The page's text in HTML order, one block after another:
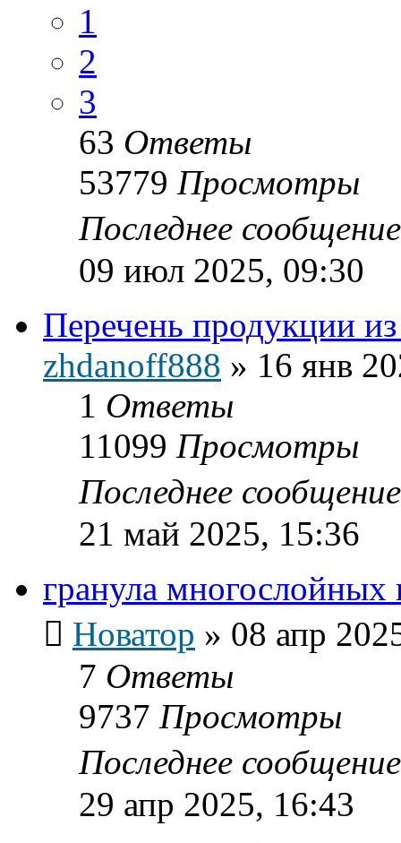
1
2
3
63 Ответы
53779 Просмотры
Последнее
09 июл 2025, 09:30
Перечень продукции
zhdanoff888 » 16 янв
1 Ответы
11099 Просмотры
Последнее
21 май 2025, 15:36
гранула многослойных
Новатор » 08 апр
7 Ответы
9737 Просмотры
Последнее
29 апр 2025, 16:43